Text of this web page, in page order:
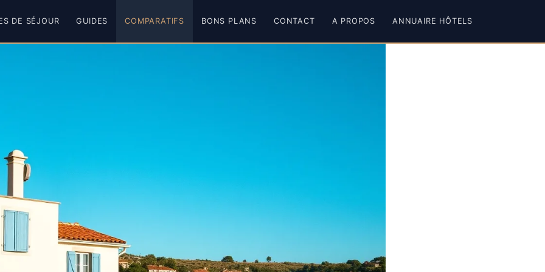
DE SÉJOUR GUIDES COMPARATIFS BONS PLANS CONTACT A PROPOS ANNUAIRE HÔTELS